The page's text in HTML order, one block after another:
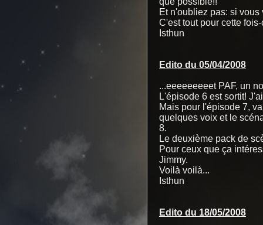
Et n'oubliez pas: si
C'est tout pour cette
Isthun
Edito du 05/04/2008
...eeeeeeeeet PAF, un
L'épisode 6 est sortit!
Mais pour l'épisode 7,
quelques voix et le
8.
Le deuxième pack de
Pour ceux que ça
Jimmy.
Voilà voilà...
Isthun
Edito du 18/05/2008